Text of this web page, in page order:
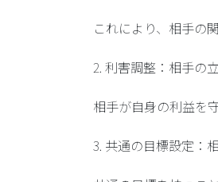
これにより、相手の
2. 利害調整：相手の
相手が自身の利益を
3. 共通の目標設定：